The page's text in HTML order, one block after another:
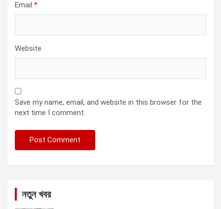
Email *
Website
Save my name, email, and website in this browser for the
next time I comment.
নতুন খবর